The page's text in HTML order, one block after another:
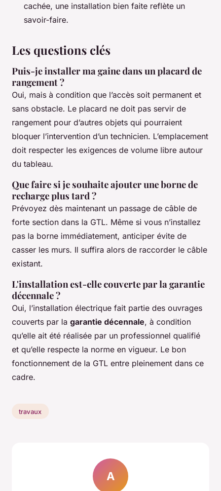
cachée, une installation bien faite reflète un
savoir-faire.
Les questions clés
Puis-je installer ma gaine dans un placard de
rangement ?
Oui, mais à condition que l’accès soit permanent et
sans obstacle. Le placard ne doit pas servir de
rangement pour d’autres objets qui pourraient
bloquer l’intervention d’un technicien. L’emplacement
doit respecter les exigences de volume libre autour
du tableau.
Que faire si je souhaite ajouter une borne de
recharge plus tard ?
Prévoyez dès maintenant un passage de câble de
forte section dans la GTL. Même si vous n’installez
pas la borne immédiatement, anticiper évite de
casser les murs. Il suffira alors de raccorder le câble
existant.
L'installation est-elle couverte par la garantie
décennale ?
Oui, l’installation électrique fait partie des ouvrages
couverts par la garantie décennale, à condition
qu’elle ait été réalisée par un professionnel qualifié
et qu’elle respecte la norme en vigueur. Le bon
fonctionnement de la GTL entre pleinement dans ce
cadre.
travaux
A